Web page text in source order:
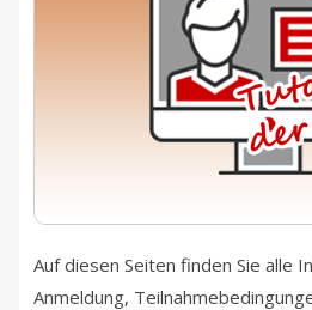
Auf diesen Seiten finden Sie alle
Anmeldung,